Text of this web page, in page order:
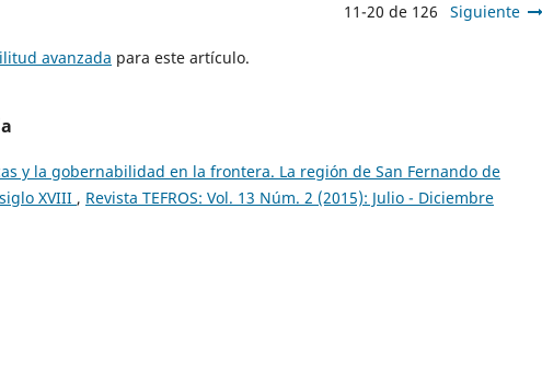
11-20 de 126 Siguiente
avanzada para este artículo.
y la gobernabilidad en la frontera. La región de San Fernando de
XVIII , Revista TEFROS: Vol. 13 Núm. 2 (2015): Julio - Diciembre